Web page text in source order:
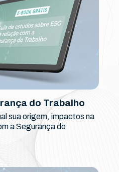
do Trabalho
sua origem, impactos na
a Segurança do